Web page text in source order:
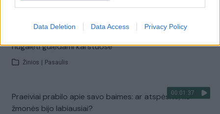
Data Deletion Data Access Privacy Policy
00:00:39
nugalėti gulėdami karstuose
Žinios Pasaulis
00:01:37
Praeiviai prabilo apie savo baimes: ar atspėsite, ko
žmonės bijo labiausiai?